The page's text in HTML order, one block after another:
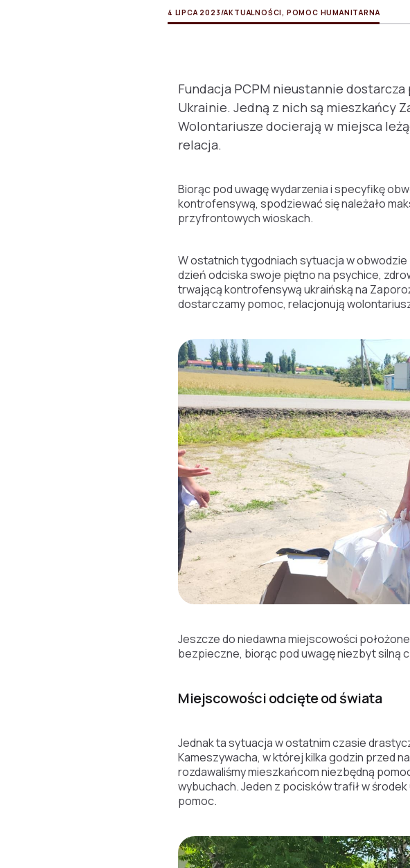
4 LIPCA 2023 /AKTUALNOŚCI , POMOC HUMANITARNA
Fundacja PCPM nieustannie
Ukrainie. Jedną z nich są mieszkańcy
Wolontariusze docierają w miejsca
relacja.
Biorąc pod uwagę wydarzenia i specyfikę
kontrofensywą, spodziewać się należało
przyfrontowych wioskach.
W ostatnich tygodniach sytuacja w
dzień odciska swoje piętno na psychice,
trwającą kontrofensywą ukraińską na
dostarczamy pomoc, relacjonują
Jeszcze do niedawna miejscowości
bezpieczne, biorąc pod uwagę niezbyt silną
Miejscowości odcięte od świata
Jednak ta sytuacja w ostatnim czasie
Kameszywacha, w której kilka godzin przed
rozdawaliśmy mieszkańcom niezbędną
wybuchach. Jeden z pocisków trafił w
pomoc.